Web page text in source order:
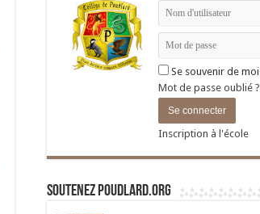
Se souvenir de moi
Mot de passe oublié ?
Inscription à l'école
Soutenez Poudlard.org